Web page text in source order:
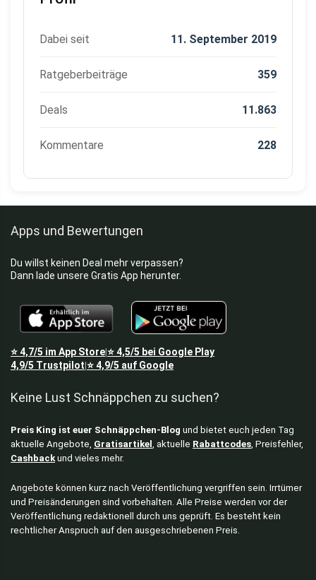
Dabei seit 11. September 2019
Ratgeberbeiträge 359
Deals 11.863
Kommentare 228
Apps und Bewertungen
Du willst keinen Deal mehr verpassen?
Dann lade unsere Gratis App herunter.
⭐4,7/5 im App Store⭐4,5/5 bei Google Play
4,9/5 Trustpilot ⭐4,9/5 auf Google
Keine Lust Schnäppchen zu suchen?
Preis King ist euer Schnäppchen-Blog und bietet euch jeden Tag
aktuelle Angebote, Gratisartikel , aktuelle Rabattcodes, Preisfehler,
Cashbackund vieles mehr.
Angebote können kurz nach Veröffentlichung vergriffen sein. Irrtümer
und Preisänderungen sind vorbehalten. Alle Preise werden vor der
Veröffentlichung redaktionell durch uns geprüft. Es besteht kein
rechtlicher Anspruch auf den ausgeschriebenen Preis.